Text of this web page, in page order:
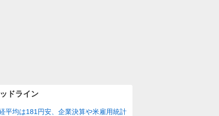
ドライン
平均は181円安、企業決算や米雇用統計